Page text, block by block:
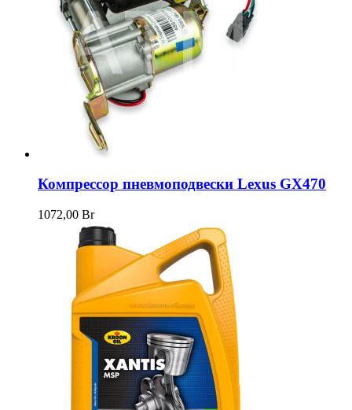
Компрессор пневмоподвески Lexus GX470
1072,00 Br